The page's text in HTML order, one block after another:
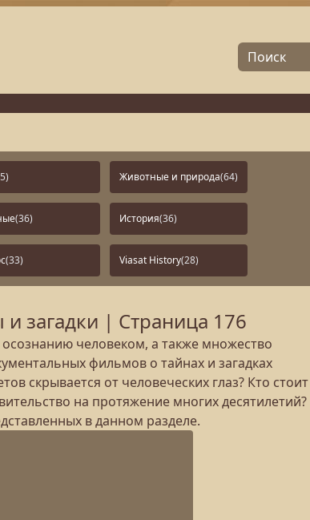
Животные и природа(64)
(36) История(36)
(33) Viasat History(28)
загадки | Страница 176
человеком, а также множество
фильмов о тайнах и загадках
скрывается от человеческих глаз? Кто стоит
на протяжение многих десятилетий?
в данном разделе.